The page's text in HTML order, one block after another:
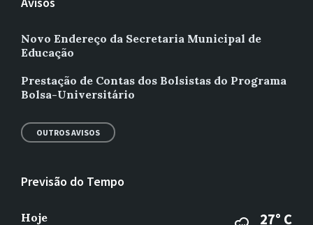
Novo Endereço da Secretaria Municipal de
Educação
Prestação de Contas dos Bolsistas do Programa
Bolsa-Universitário
OUTROS AVISOS
Previsão do Tempo
Hoje 27° C